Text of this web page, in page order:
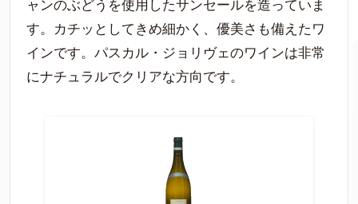
ャンのぶどうを使用したサンセールを造っていま
す。カチッとしてきめ細かく、優美さも備えたワ
インです。パスカル・ジョリヴェのワインは非常
にナチュラルでクリアな方向です。